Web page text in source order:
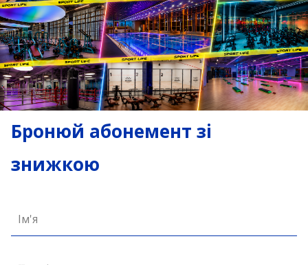
Бронюй абонемент зі
знижкою
Ім'я